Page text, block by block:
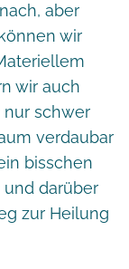
aber
wir
wir auch
nur schwer
verdaubar
bisschen
und darüber
zur Heilung